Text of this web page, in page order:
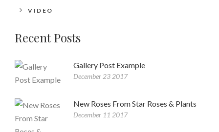
VIDEO
Recent Posts
Gallery Post Example
December 23 2017
New Roses From Star Roses & Plants
December 11 2017